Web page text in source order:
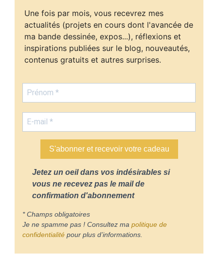
Une fois par mois, vous recevrez mes
actualités (projets en cours dont l'avancée de
ma bande dessinée, expos...), réflexions et
inspirations publiées sur le blog, nouveautés,
contenus gratuits et autres surprises.
S'abonner et recevoir votre cadeau
Jetez un oeil dans vos indésirables si
vous ne recevez pas le mail de
confirmation d'abonnement
* Champs obligatoires
Je ne spamme pas ! Consultez ma politique de
confidentialité pour plus d’informations.